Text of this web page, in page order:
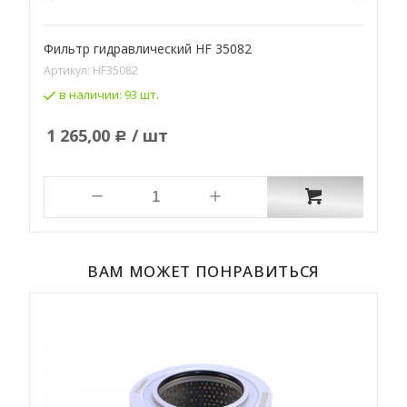
Фильтр гидравлический HF 35082
Артикул: HF35082
в наличии: 93 шт.
1 265,00 Р / шт
ВАМ МОЖЕТ ПОНРАВИТЬСЯ